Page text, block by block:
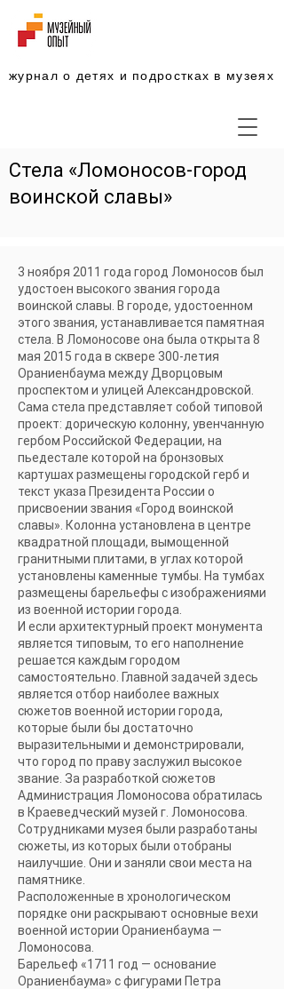
журнал о детях и подростках в музеях
Стела «Ломоносов-город
воинской славы»
3 ноября 2011 года город Ломоносов был
удостоен высокого звания города
воинской славы. В городе, удостоенном
этого звания, устанавливается памятная
стела. В Ломоносове она была открыта 8
мая 2015 года в сквере 300-летия
Ораниенбаума между Дворцовым
проспектом и улицей Александровской.
Сама стела представляет собой типовой
проект: дорическую колонну, увенчанную
гербом Российской Федерации, на
пьедестале которой на бронзовых
картушах размещены городской герб и
текст указа Президента России о
присвоении звания «Город воинской
славы». Колонна установлена в центре
квадратной площади, вымощенной
гранитными плитами, в углах которой
установлены каменные тумбы. На тумбах
размещены барельефы c изображениями
из военной истории города.
И если архитектурный проект монумента
является типовым, то его наполнение
решается каждым городом
самостоятельно. Главной задачей здесь
является отбор наиболее важных
сюжетов военной истории города,
которые были бы достаточно
выразительными и демонстрировали,
что город по праву заслужил высокое
звание. За разработкой сюжетов
Администрация Ломоносова обратилась
в Краеведческий музей г. Ломоносова.
Сотрудниками музея были разработаны
сюжеты, из которых были отобраны
наилучшие. Они и заняли свои места на
памятнике.
Расположенные в хронологическом
порядке они раскрывают основные вехи
военной истории Ораниенбаума —
Ломоносова.
Барельеф «1711 год — основание
Ораниенбаума» с фигурами Петра